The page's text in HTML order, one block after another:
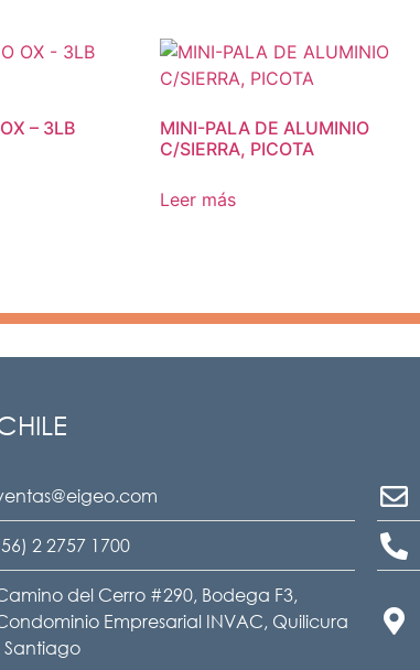
– 3LB
MINI-PALA DE ALUMINIO
C/SIERRA, PICOTA
Leer más
2 2757 1700
del Cerro #290, Bodega F3,
Empresarial INVAC, Quilicura
Santiago